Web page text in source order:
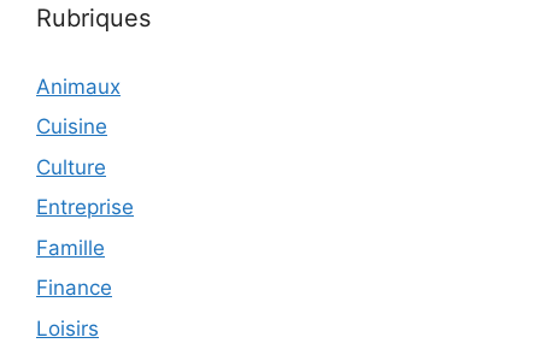
Rubriques
Animaux
Cuisine
Culture
Entreprise
Famille
Finance
Loisirs